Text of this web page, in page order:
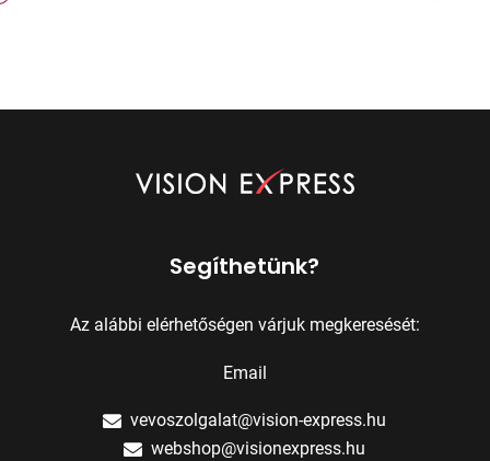
Segíthetünk?
Az alábbi elérhetőségen várjuk megkeresését:
Email
vevoszolgalat@vision-express.hu
webshop@visionexpress.hu